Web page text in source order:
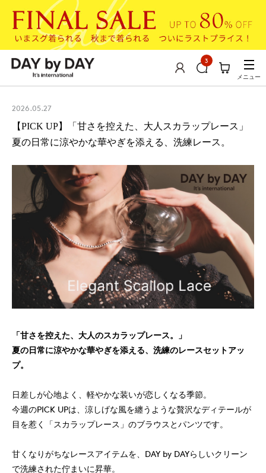
3
メニュー
2026.05.27
【PICK UP】「甘さを控えた、大人スカラップレース」
夏の日常に涼やかな華やぎを添える、洗練レース。
「甘さを控えた、大人のスカラップレース。」
夏の日常に涼やかな華やぎを添える、洗練のレースセットアッ
プ。
日差しが心地よく、軽やかな装いが恋しくなる季節。
今週のPICK UPは、涼しげな風を纏うような贅沢なディテールが
目を惹く「スカラップレース」のブラウスとパンツです。
甘くなりがちなレースアイテムを、DAY by DAYらしいクリーン
で洗練された佇まいに昇華。